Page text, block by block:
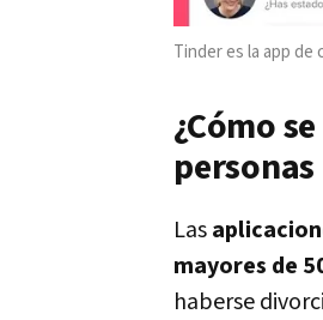
Tinder es la app de
¿Cómo
Las
mayores de
haberse